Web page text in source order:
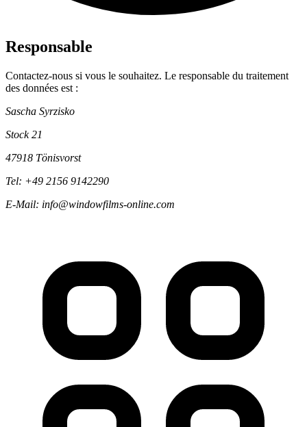
Responsable
Contactez-nous si vous le souhaitez. Le responsable du traitement
des données est :
Sascha Syrzisko
Stock 21
47918 Tönisvorst
Tel: +49 2156 9142290
E-Mail: info@windowfilms-online.com